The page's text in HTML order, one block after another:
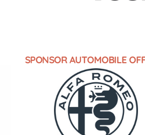
SPONSOR AUTOMOBILE